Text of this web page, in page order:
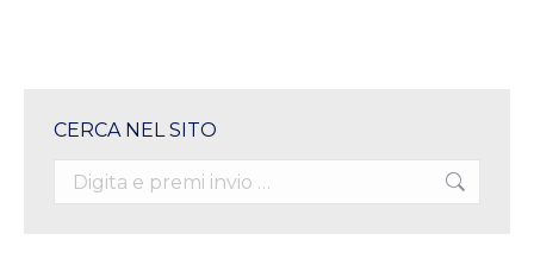
CERCA NEL SITO
Search: